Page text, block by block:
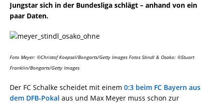
Jungstar sich in der Bundesliga schlägt – anhand von ein
paar Daten.
Foto Meyer: ©Christof Koepsel/Bongarts/Getty Images Fotos Stindl & Osako: ©Stuart
Franklin/Bongarts/Getty Images
Der FC Schalke scheidet mit einem 0:3 beim FC Bayern aus
dem DFB-Pokal aus und Max Meyer muss schon zur